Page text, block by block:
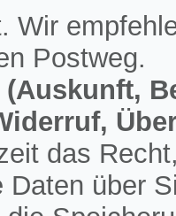
Wir
Postweg.
(Auskunft,
das
Daten über